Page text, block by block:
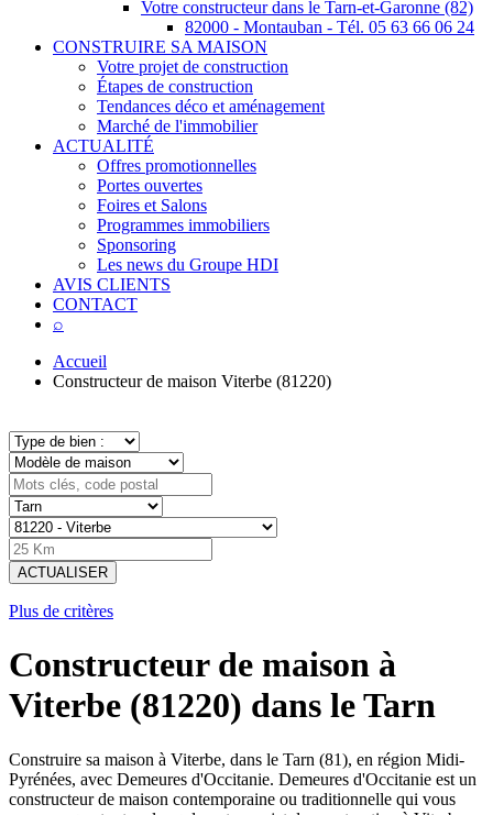
Votre constructeur dans le Tarn-et-Garonne (82)
82000 - Montauban - Tél. 05 63 66 06 24
CONSTRUIRE SA MAISON
Votre projet de construction
Étapes de construction
Tendances déco et aménagement
Marché de l'immobilier
ACTUALITÉ
Offres promotionnelles
Portes ouvertes
Foires et Salons
Programmes immobiliers
Sponsoring
Les news du Groupe HDI
AVIS CLIENTS
CONTACT
⌕
Accueil
Constructeur de maison Viterbe (81220)
ACTUALISER
Plus de critères
Constructeur de maison à
Viterbe (81220) dans le Tarn
Construire sa maison à Viterbe, dans le Tarn (81), en région Midi-
Pyrénées, avec Demeures d'Occitanie. Demeures d'Occitanie est un
constructeur de maison contemporaine ou traditionnelle qui vous